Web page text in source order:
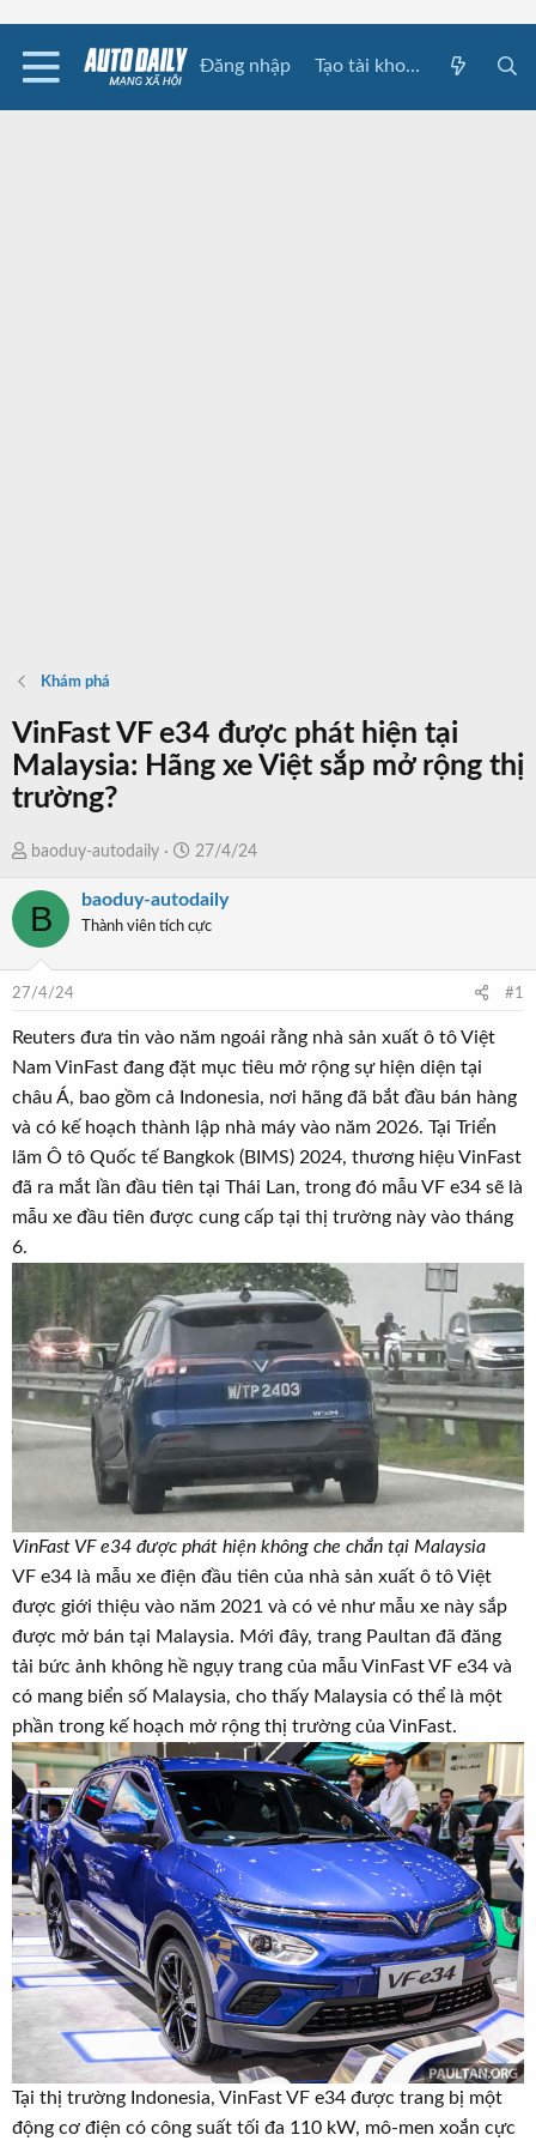
Đăng nhập Tạo tài khoản
Khám phá
VinFast VF e34 được phát hiện tại
Malaysia: Hãng xe Việt sắp mở rộng thị
trường?
T
r
e
d
t
a
r
r
baoduy-autodaily
N
à
y
đ
ầ
u
27/4/24
B baoduy-autodaily
Thành viên tích cực
27/4/24 #1
Reuters đưa tin vào năm ngoái rằng nhà sản xuất ô tô Việt
Nam VinFast đang đặt mục tiêu mở rộng sự hiện diện tại
châu Á, bao gồm cả Indonesia, nơi hãng đã bắt đầu bán hàng
và có kế hoạch thành lập nhà máy vào năm 2026. Tại Triển
lãm Ô tô Quốc tế Bangkok (BIMS) 2024, thương hiệu VinFast
đã ra mắt lần đầu tiên tại Thái Lan, trong đó mẫu VF e34 sẽ là
mẫu xe đầu tiên được cung cấp tại thị trường này vào tháng
6.
VinFast VF e34 được phát hiện không che chắn tại Malaysia
VF e34 là mẫu xe điện đầu tiên của nhà sản xuất ô tô Việt
được giới thiệu vào năm 2021 và có vẻ như mẫu xe này sắp
được mở bán tại Malaysia. Mới đây, trang Paultan đã đăng
tải bức ảnh không hề ngụy trang của mẫu VinFast VF e34 và
có mang biển số Malaysia, cho thấy Malaysia có thể là một
phần trong kế hoạch mở rộng thị trường của VinFast.
Tại thị trường Indonesia, VinFast VF e34 được trang bị một
động cơ điện có công suất tối đa 110 kW, mô-men xoắn cực